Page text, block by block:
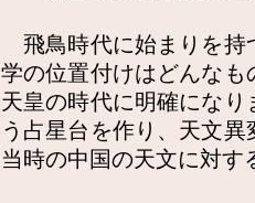
飛鳥時代に始まりを持
学の位置付けはどんな
天皇の時代に明確にな
う占星台を作り、天文
当時の中国の天文に対